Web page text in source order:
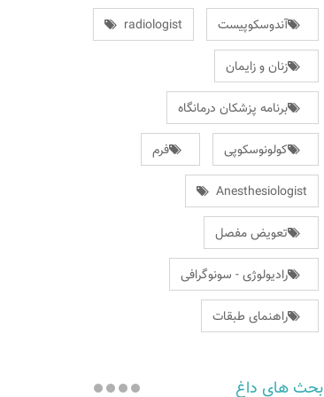
آندوسکوپیست radiologist
زنان و زایمان
برنامه پزشکان درمانگاه
کولونوسکوپی فرم
Anesthesiologist
تعویض مفصل
رادیولوژی - سونوگرافی
راهنمای طبقات
بحث های داغ